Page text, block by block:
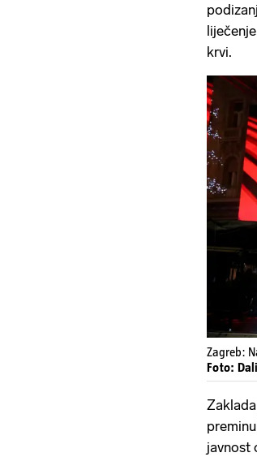
krvi.
Zagreb:
Foto:
javnost